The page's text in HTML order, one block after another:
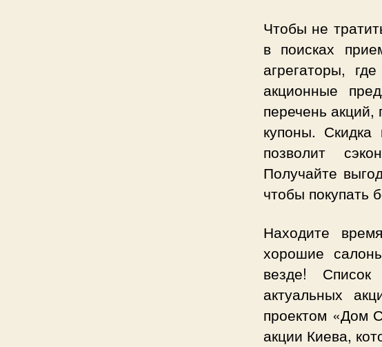
Чтобы не
в поисках
агрегаторы,
акционные
перечень
купоны.
позволит
Получайте
чтобы покупать
Находите
хорошие
везде!
актуальных
проектом «Дом
акции Киева,